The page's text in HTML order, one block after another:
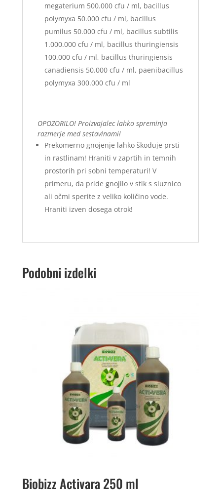
megaterium 500.000 cfu / ml, bacillus
polymyxa 50.000 cfu / ml, bacillus
pumilus 50.000 cfu / ml, bacillus subtilis
1.000.000 cfu / ml, bacillus thuringiensis
100.000 cfu / ml, bacillus thuringiensis
canadiensis 50.000 cfu / ml, paenibacillus
polymyxa 300.000 cfu / ml
OPOZORILO! Proizvajalec lahko spreminja
razmerje med sestavinami!
Prekomerno gnojenje lahko škoduje prsti
in rastlinam! Hraniti v zaprtih in temnih
prostorih pri sobni temperaturi! V
primeru, da pride gnojilo v stik s sluznico
ali očmi sperite z veliko količino vode.
Hraniti izven dosega otrok!
Podobni izdelki
Biobizz Activara 250 ml